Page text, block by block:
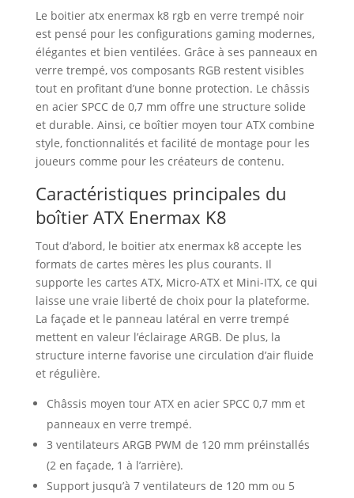
Le boitier atx enermax k8 rgb en verre trempé noir
est pensé pour les configurations gaming modernes,
élégantes et bien ventilées. Grâce à ses panneaux en
verre trempé, vos composants RGB restent visibles
tout en profitant d’une bonne protection. Le châssis
en acier SPCC de 0,7 mm offre une structure solide
et durable. Ainsi, ce boîtier moyen tour ATX combine
style, fonctionnalités et facilité de montage pour les
joueurs comme pour les créateurs de contenu.
Caractéristiques principales du
boîtier ATX Enermax K8
Tout d’abord, le boitier atx enermax k8 accepte les
formats de cartes mères les plus courants. Il
supporte les cartes ATX, Micro-ATX et Mini-ITX, ce qui
laisse une vraie liberté de choix pour la plateforme.
La façade et le panneau latéral en verre trempé
mettent en valeur l’éclairage ARGB. De plus, la
structure interne favorise une circulation d’air fluide
et régulière.
Châssis moyen tour ATX en acier SPCC 0,7 mm et
panneaux en verre trempé.
3 ventilateurs ARGB PWM de 120 mm préinstallés
(2 en façade, 1 à l’arrière).
Support jusqu’à 7 ventilateurs de 120 mm ou 5